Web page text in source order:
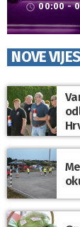
access_time 00:00 -
NOVE